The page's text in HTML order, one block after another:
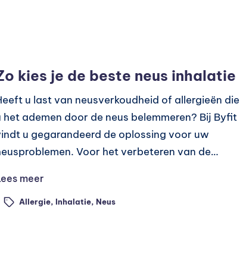
kies je de beste neus inhalatie
u last van neusverkoudheid of allergieën die
het ademen door de neus belemmeren? Bij Byfit
u gegarandeerd de oplossing voor uw
Voor het verbeteren van de…
meer
Allergie, Inhalatie, Neus